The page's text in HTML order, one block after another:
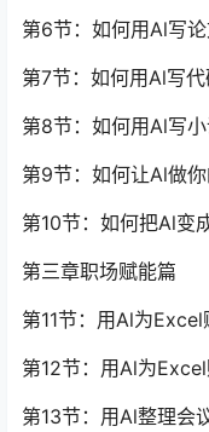
第6节：如何用Al写
第7节：如何用Al写
第8节：如何用Al写
第9节：如何让Al做
第10节：如何把Al变
第三章职场赋能篇
第11节：用Al为
第12节：用Al为
第13节：用Al整理会